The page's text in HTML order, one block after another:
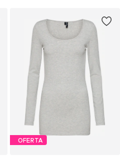
OFERTA